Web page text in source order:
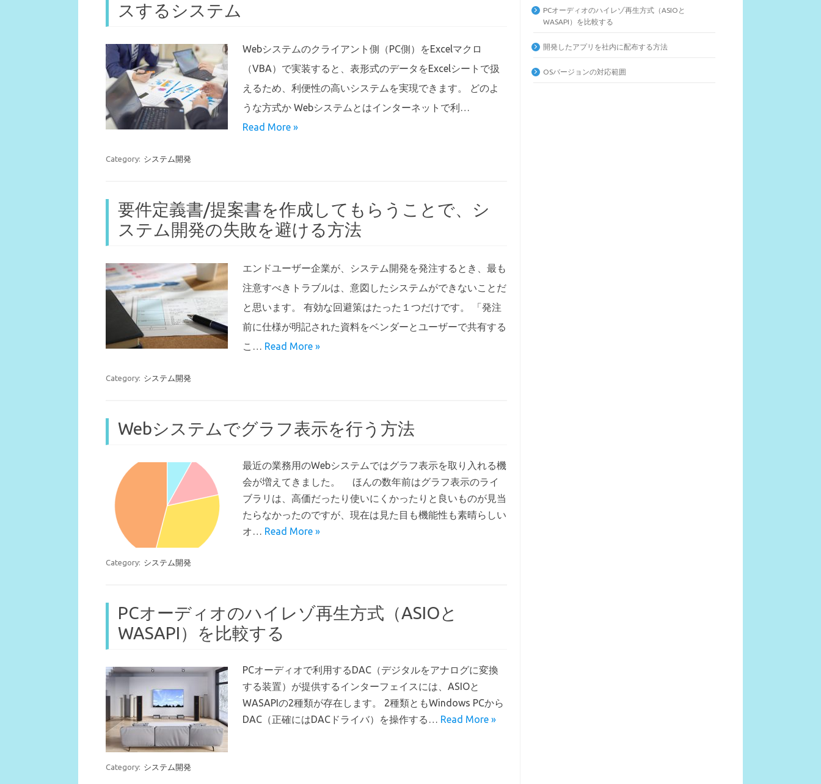
スするシステム
Webシステムのクライアント側（PC側）をExcelマクロ
（VBA）で実装すると、表形式のデータをExcelシートで扱
えるため、利便性の高いシステムを実現できます。 どのよ
うな方式か Webシステムとはインターネットで利…
Read More »
Category: システム開発
要件定義書/提案書を作成してもらうことで、シ
ステム開発の失敗を避ける方法
エンドユーザー企業が、システム開発を発注するとき、最も
注意すべきトラブルは、意図したシステムができないことだ
と思います。 有効な回避策はたった１つだけです。 「発注
前に仕様が明記された資料をベンダーとユーザーで共有する
こ… Read More »
Category: システム開発
Webシステムでグラフ表示を行う方法
最近の業務用のWebシステムではグラフ表示を取り入れる機
会が増えてきました。 ほんの数年前はグラフ表示のライ
ブラリは、高価だったり使いにくかったりと良いものが見当
たらなかったのですが、現在は見た目も機能性も素晴らしい
オ… Read More »
Category: システム開発
PCオーディオのハイレゾ再生方式（ASIOと
WASAPI）を比較する
PCオーディオで利用するDAC（デジタルをアナログに変換
する装置）が提供するインターフェイスには、ASIOと
WASAPIの2種類が存在します。 2種類ともWindows PCから
DAC（正確にはDACドライバ）を操作する… Read More »
Category: システム開発
PCオーディオのハイレゾ再生方式（ASIOと
WASAPI）を比較する
開発したアプリを社内に配布する方法
OSバージョンの対応範囲